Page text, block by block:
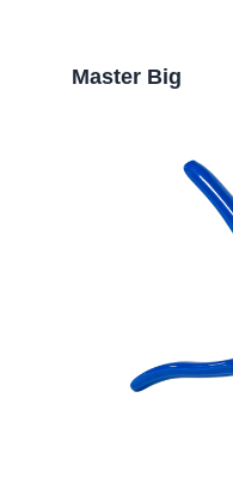
Master Big